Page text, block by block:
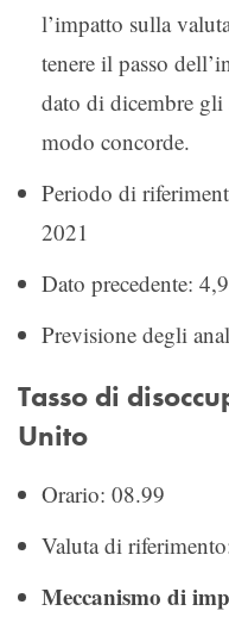
l’impatto sulla
tenere il passo
dato di dicembre gli
modo concorde.
Periodo di
2021
Dato precedente:
Previsione degli
Tasso di
Unito
Orario: 08.99
Valuta di
Meccanismo di